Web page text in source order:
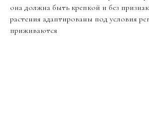
она должна быть крепкой и без
растения адаптированы под условия
приживаются